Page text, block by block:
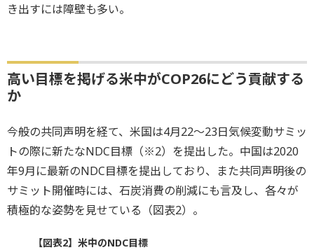
き出すには障壁も多い。
高い目標を掲げる米中がCOP26にどう貢献する
か
今般の共同声明を経て、米国は4月22～23日気候変動サミッ
トの際に新たなNDC目標（※2）を提出した。中国は2020
年9月に最新のNDC目標を提出しており、また共同声明後の
サミット開催時には、石炭消費の削減にも言及し、各々が
積極的な姿勢を見せている（図表2）。
【図表2】米中のNDC目標